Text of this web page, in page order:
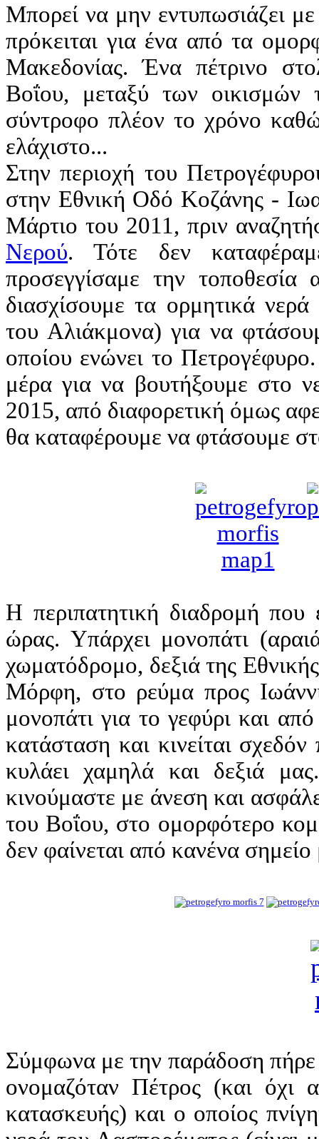
Μπορεί να μην εντυπωσιάζει
πρόκειται για ένα από τα
Μακεδονίας. Ένα πέτρινο
Βοΐου, μεταξύ των
σύντροφο πλέον το χρόνο
ελάχιστο...
Στην περιοχή του
στην Εθνική Οδό Κοζάνης -
Μάρτιο του 2011, πριν
Νερού. Τότε δεν
προσεγγίσαμε την
διασχίσουμε τα ορμητικά
του Αλιάκμονα) για να
οποίου ενώνει το
μέρα για να βουτήξουμε στο
2015, από διαφορετική όμως
θα καταφέρουμε να φτάσουμε
Η περιπατητική διαδρομή που
ώρας. Υπάρχει μονοπάτι
χωματόδρομο, δεξιά της
Μόρφη, στο ρεύμα προς
μονοπάτι για το γεφύρι και
κατάσταση και κινείται
κυλάει χαμηλά και δεξιά
κινούμαστε με άνεση και
του Βοΐου, στο ομορφότερο
δεν φαίνεται από κανένα
Σύμφωνα με την παράδοση
ονομαζόταν Πέτρος (και όχι
κατασκευής) και ο οποίος